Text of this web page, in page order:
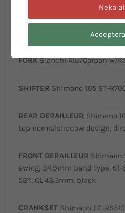
FFsa NO.8B/ZS4D
lower part + integrated upper
cover for 46mm/50 OD head
FORKBianchi Alu/Carbon w/
SHIFTER Shimano 105 ST-
REAR DERAILLEUR Shimano
top normalshadow design,
FRONT DERAILLEUR Shimano
swing, 34.9mm band type,
53T, CL:43.5mm, black
CRANKSET Shimano FC-
Neka